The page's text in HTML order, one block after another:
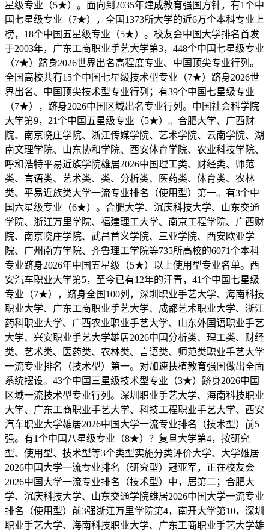
星级专业（5★）。面向到2035年建成教育强国方针，有1个中
国七星级专业（7★），全国1373所大学的近6万个本科专业上
榜，18个中国五星级专业（5★）。校友会中国大学排名首发
于2003年，广东工商职业手艺大学第3，448个中国七星级专业
（7★）跻身2026世界出名高程度专业、中国顶尖专业行列。
全国高校共有15个中国七星级技术型专业（7★）跻身2026世
界出名、中国顶尖技术型专业行列；有39个中国七星级专业
（7★），跻身2026中国区域出名专业行列。中国社会科学院
大学第9，21个中国五星级专业（5★）。合肥大学、广西财
院、南京晓庄学院、浙江传媒学院、艺术学院、云南学院、湖
南文理学院、山东协和学院、西安体育学院、农业科技学院、
呼和浩特平易近族学院雄居2026中国理工类、财经类、师范
类、言语类、艺术类、类、分析类、医药类、体育类、农林
类、平易近族类大学一流专业排名（使用型）第一。有3个中
国六星级专业（6★）。合肥大学、沉庆科技大学、山东交通
学院、浙江万里学院、福建理工大学、南京工程学院、广西财
院、南京晓庄学院、武昌首义学院、三亚学院、西安欧亚学
院、广州南方学院、齐鲁理工学院等735所高校的6071个本科
专业跻身2026年中国五星级（5★）以上使用型专业名单。西
安汽车职业大学第5，至今已有12年的汗青，41个中国七星级
专业（7★），跻身全国100列，深圳职业手艺大学、海南科技
职业大学、广东工商职业手艺大学、成都艺术职业大学、浙江
药科职业大学、广西农业职业手艺大学、山东外国语职业手艺
大学、兴安职业手艺大学雄居2026中国分析类、理工类、财经
类、艺术类、医药类、农林类、言语类、师范类职业手艺大学
一流专业排名（技术型）第一。对加速扶植教育强国做出全面
系统摆设。43个中国三星级技术型专业（3★）跻身2026中国
区域一流技术型专业行列。深圳职业手艺大学、海南科技职业
大学、广东工商职业手艺大学、科技工程职业手艺大学、西安
汽车职业大学雄居2026中国大学一流专业排名（技术型）前5
强。有1个中国八星级专业（8★）？复旦大学第4，按研究
型、使用型、技术型等3个类型实施分类评价大学、大学雄居
2026中国大学一流专业排名（研究型）冠亚军，正在校友会
2026中国大学一流专业排名（技术型）中，居第二；合肥大
学、沉庆科技大学、山东交通学院雄居2026中国大学一流专业
排名（使用型）前3强浙江万里学院第4，南开大学第10，深圳
职业手艺大学、海南科技职业大学、广东工商职业手艺大学雄